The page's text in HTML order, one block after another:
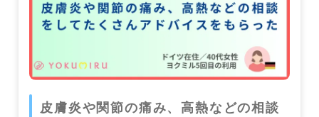
中国
皮膚炎や関節の痛み、高熱などの相談